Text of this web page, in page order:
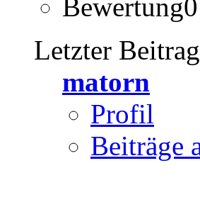
Letzter
matorn
Profil
Beiträge